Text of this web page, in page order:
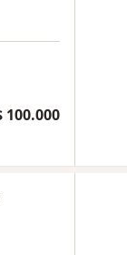
100.000